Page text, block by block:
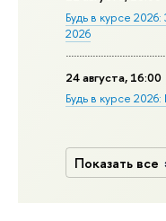
Будь в курсе
2026
24 августа, 16:00
Будь в курсе
Показать все